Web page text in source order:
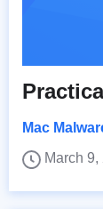
Mac
March 9,